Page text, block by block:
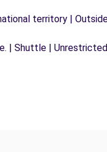
territory |
| Shuttle |